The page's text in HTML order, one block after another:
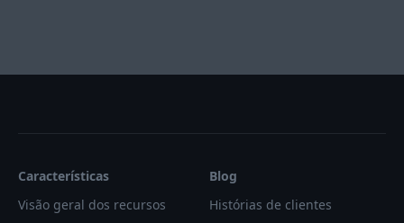
Características
Visão geral dos recursos
Blog
Histórias de clientes